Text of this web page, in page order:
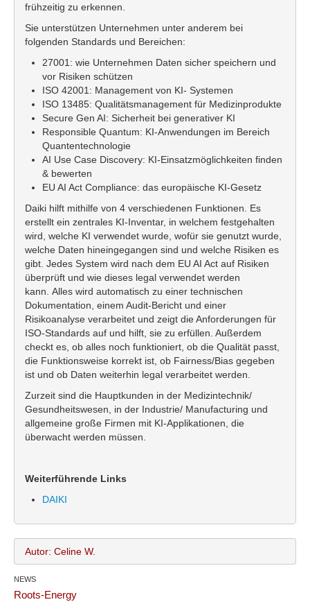
frühzeitig zu erkennen.
Sie unterstützen Unternehmen unter anderem bei
folgenden Standards und Bereichen:
27001: wie Unternehmen Daten sicher speichern und
vor Risiken schützen
ISO 42001: Management von KI- Systemen
ISO 13485: Qualitätsmanagement für Medizinprodukte
Secure Gen AI: Sicherheit bei generativer KI
Responsible Quantum: KI-Anwendungen im Bereich
Quantentechnologie
AI Use Case Discovery: KI-Einsatzmöglichkeiten finden
& bewerten
EU AI Act Compliance: das europäische KI-Gesetz
Daiki hilft mithilfe von 4 verschiedenen Funktionen. Es
erstellt ein zentrales KI-Inventar, in welchem festgehalten
wird, welche KI verwendet wurde, wofür sie genutzt wurde,
welche Daten hineingegangen sind und welche Risiken es
gibt. Jedes System wird nach dem EU AI Act auf Risiken
überprüft und wie dieses legal verwendet werden
kann. Alles wird automatisch zu einer technischen
Dokumentation, einem Audit-Bericht und einer
Risikoanalyse verarbeitet und zeigt die Anforderungen für
ISO-Standards auf und hilft, sie zu erfüllen. Außerdem
checkt es, ob alles noch funktioniert, ob die Qualität passt,
die Funktionsweise korrekt ist, ob Fairness/Bias gegeben
ist und ob Daten weiterhin legal verarbeitet werden.
Zurzeit sind die Hauptkunden in der Medizintechnik/
Gesundheitswesen, in der Industrie/ Manufacturing und
allgemeine große Firmen mit KI-Applikationen, die
überwacht werden müssen.
Weiterführende Links
DAIKI
Autor: Celine W.
NEWS
Roots-Energy